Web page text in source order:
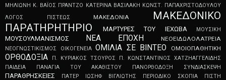
ΜΗΛΙΩΝΗ Κ. ΒΑΪΟΣ ΠΡΑΝΤΖΟ ΚΑΤΕΡΙΝΑ ΒΑΣΙΛΑΚΗ ΚΩΝΣΤ. ΠΑΠΑΧΡΙΣΤΟΔΟΥΛΟΥ
ΛΟΓΟΣ ΠΙΣΤΕΩΣ
ΜΑΚΕΔΟΝΙΑ
ΜΑΚΕΔΟΝΙΚΟ
ΠΑΡΑΤΗΡΗΤΗΡΙΟ
ΜΑΡΤΥΡΕΣ ΤΟΥ ΙΕΧΩΒΑ ΜΟΥΣΙΚΗ
ΜΟΥΣΟΥΛΜΑΝΙΣΜΟΣ ΝΕΑ ΕΠΟΧΗ ΝΕΟEIΔΩΛOΛATPEIA
ΝΕΟΓNΩΣTIKIΣMOΣ ΟΙΚΟΓΕΝΕΙΑ ΟΜΙΛΙΑ ΣΕ ΒΙΝΤΕΟ ΟΜΟΙΟΠΑΘΗΤΙΚΗ
ΟΡΘΟΔΟΞΙΑ Π. ΚΥΡΙΑΚΟΣ ΤΣΟΥΡΟΣ
Π. ΚΩΝΣΤΑΝΤΙΝΟΣ ΧΑΤΖΗΑΓΓΕΛΙΔΗΣ
ΠΑΙΔΕΙΑ
ΠΑΝΑΓΙΑ ΤΟΥ ΑΚΑΘΙΣΤΟΥ ΠΑΝΟΡΘΟΔΟΞΗ ΣΥΝΔΙΑΣΚΕΨΗ
ΠΑΡΑΘΡΗΣΚΕΙΕΣ ΠΑΤΕΡ ΙΩΣΗΦ ΒΙΓΛΙΩΤΗΣ ΠΕΡΙΟΔΙΚΟ ΣΚΟΠΙΑ ΠΙΣΤΗ